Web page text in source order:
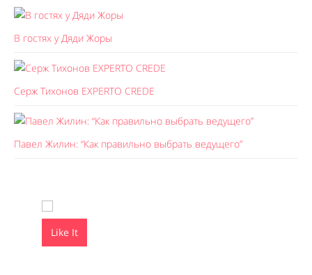
В гостях у Дяди Жоры
Серж Тихонов EXPERTO CREDE
Павел Жилин: “Как правильно выбрать ведущего”
Like It